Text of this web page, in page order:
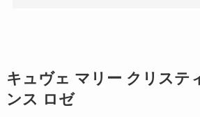
キュヴェ マリー クリステ
ンス ロゼ